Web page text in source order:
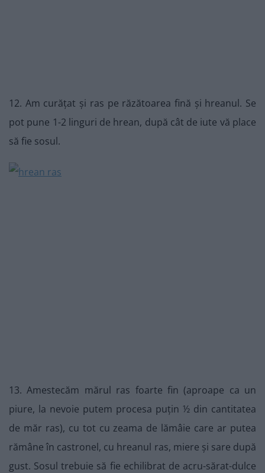
12. Am curățat și ras pe răzătoarea fină și hreanul. Se
pot pune 1-2 linguri de hrean, după cât de iute vă place
să fie sosul.
13. Amestecăm mărul ras foarte fin (aproape ca un
piure, la nevoie putem procesa puțin ½ din cantitatea
de măr ras), cu tot cu zeama de lămâie care ar putea
rămâne în castronel, cu hreanul ras, miere și sare după
gust. Sosul trebuie să fie echilibrat de acru-sărat-dulce